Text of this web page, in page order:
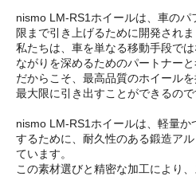
nismo LM-RS1ホイールは、車の
限まで引き上げるために開発されま
私たちは、車を単なる移動手段で
ながりを深めるためのパートナーと
だからこそ、最高品質のホイール
最大限に引き出すことができるので
nismo LM-RS1ホイールは、軽量か
するために、耐久性のある鍛造ア
ています。
この素材選びと精密な加工により